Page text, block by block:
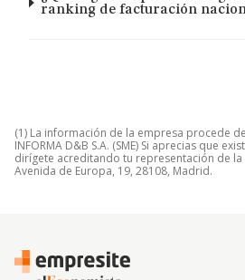
ranking de facturación
(1) La información de la empresa procede
INFORMA D&B S.A. (SME) Si aprecias que
dirígete acreditando tu representación de
Avenida de Europa, 19, 28108, Madrid.